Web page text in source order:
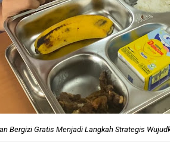
Bergizi Gratis Menjadi Langkah Strategis